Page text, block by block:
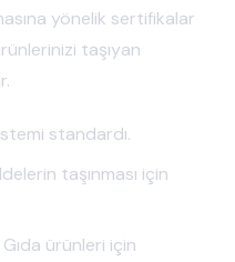
yönelik sertifikalar
taşıyan
standardı.
taşınması için
ürünleri için